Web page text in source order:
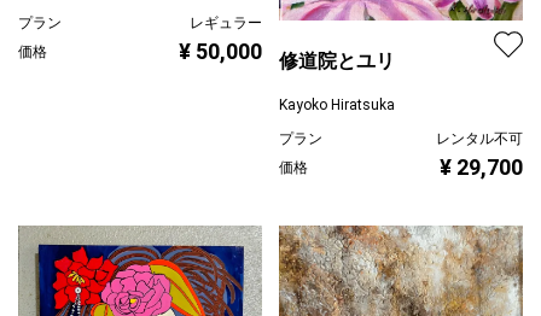
プラン
レギュラー
価格
¥ 50,000 修道院とユリ
Kayoko Hiratsuka
プラン
レンタル不可
価格
¥ 29,700